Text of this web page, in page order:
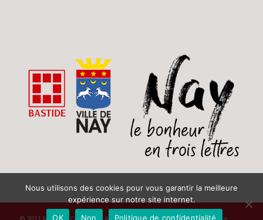
Nous utilisons des cookies pour vous garantir la meilleure
expérience sur notre site internet.
OK
Non Politique de confidentialité